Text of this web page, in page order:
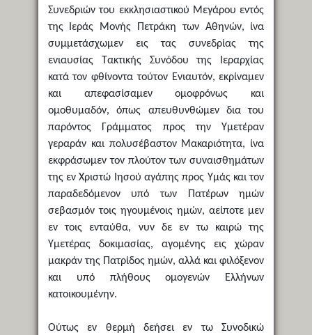
Συνεδριών του εκκλησιαστικού Μεγάρου εντός
της Ιεράς Μονής Πετράκη των Αθηνών, ίνα
συμμετάσχωμεν εις τας συνεδρίας της
ενιαυσίας Τακτικής Συνόδου της Ιεραρχίας
κατά τον φθίνοντα τούτον Ενιαυτόν, εκρίναμεν
και απεφασίσαμεν ομοφρόνως και
ομοθυμαδόν, όπως απευθυνθώμεν δια του
παρόντος Γράμματος προς την Υμετέραν
γεραράν και πολυσέβαστον Μακαριότητα, ίνα
εκφράσωμεν τον πλούτον των συναισθημάτων
της εν Χριστώ Ιησού αγάπης προς Υμάς και τον
παραδεδόμενον υπό των Πατέρων ημών
σεβασμόν τοις ηγουμένοις ημών, αείποτε μεν
εν τοις ενταύθα, νυν δε εν τω καιρώ της
Υμετέρας δοκιμασίας, αγομένης εις χώραν
μακράν της Πατρίδος ημών, αλλά και φιλόξενον
και υπό πλήθους ομογενών Ελλήνων
κατοικουμένην.
Ούτως εν θερμή δεήσει εν τω Συνοδικώ